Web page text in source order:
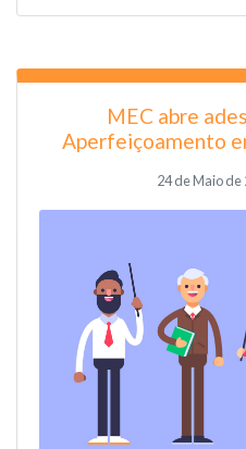
MEC abre
Aperfeiçoamento
24 de Maio